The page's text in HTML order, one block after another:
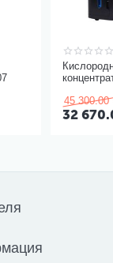
45 300.00
32